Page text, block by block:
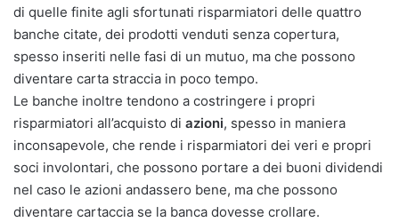
di quelle finite agli sfortunati risparmiatori delle quattro
banche citate, dei prodotti venduti senza copertura,
spesso inseriti nelle fasi di un mutuo, ma che possono
diventare carta straccia in poco tempo.
Le banche inoltre tendono a costringere i propri
risparmiatori all’acquisto di azioni, spesso in maniera
inconsapevole, che rende i risparmiatori dei veri e propri
soci involontari, che possono portare a dei buoni dividendi
nel caso le azioni andassero bene, ma che possono
diventare cartaccia se la banca dovesse crollare.